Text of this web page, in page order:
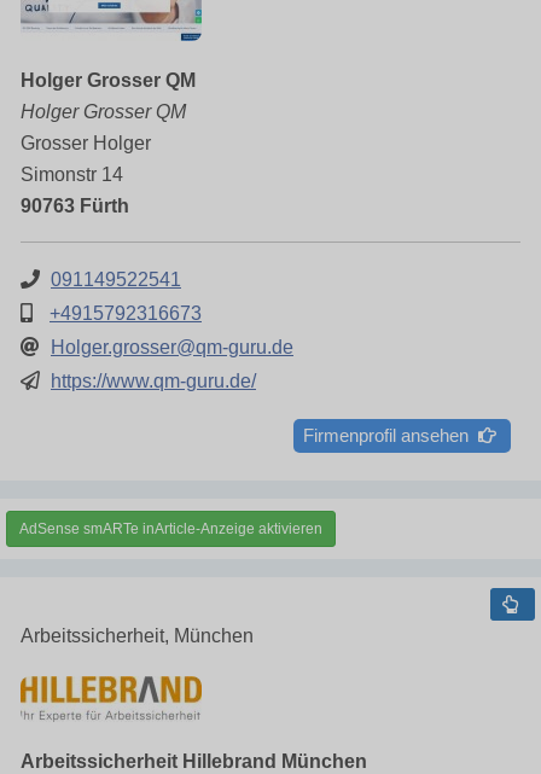
Holger Grosser QM
Holger Grosser QM
Grosser Holger
Simonstr 14
90763 Fürth
091149522541
+4915792316673
Holger.grosser@qm-guru.de
https://www.qm-guru.de/
Firmenprofil ansehen
AdSense smARTe inArticle-Anzeige aktivieren
Arbeitssicherheit, München
Arbeitssicherheit Hillebrand München